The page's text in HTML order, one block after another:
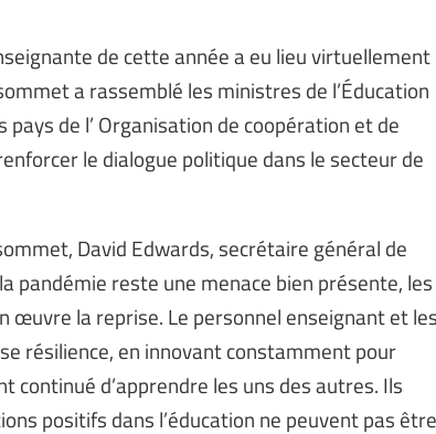
de cette année a eu lieu virtuellement
a rassemblé les ministres de l’Éducation
pays de l’ Organisation de coopération et de
le dialogue politique dans le secteur de
David Edwards, secrétaire général de
pandémie reste une menace bien présente, les
œuvre la reprise. Le personnel enseignant et les
résilience, en innovant constamment pour
continué d’apprendre les uns des autres. Ils
positifs dans l’éducation ne peuvent pas être